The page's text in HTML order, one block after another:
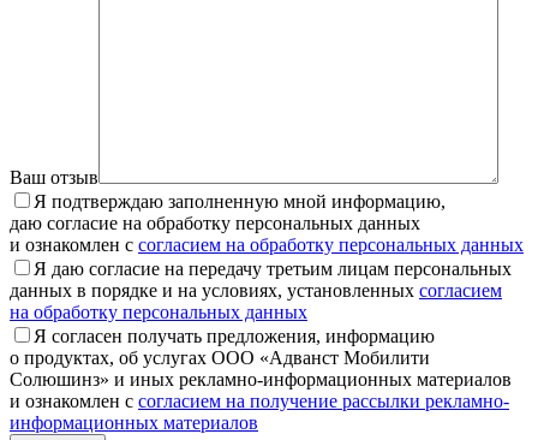
Ваш отзыв
Я подтверждаю заполненную мной информацию,
даю согласие на обработку персональных данных
и ознакомлен с согласием на обработку персональных данных
Я даю согласие на передачу третьим лицам персональных
данных в порядке и на условиях, установленных согласием
на обработку персональных данных
Я согласен получать предложения, информацию
о продуктах, об услугах ООО «Адванст Мобилити
Солюшинз» и иных рекламно-информационных материалов
и ознакомлен с согласием на получение рассылки рекламно-
информационных материалов